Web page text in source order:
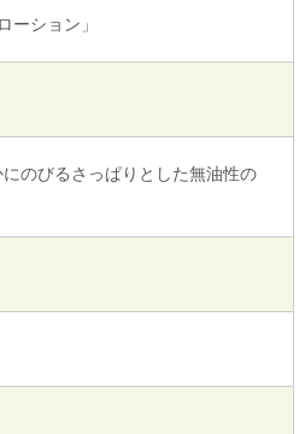
ション」
のびるさっぱりとした無油性の